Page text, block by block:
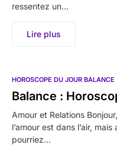
ressentez un…
Lire plus
HOROSCOPE DU JOUR BALANCE
Balance :
Amour et Relations
l’amour est dans l’air,
pourriez…